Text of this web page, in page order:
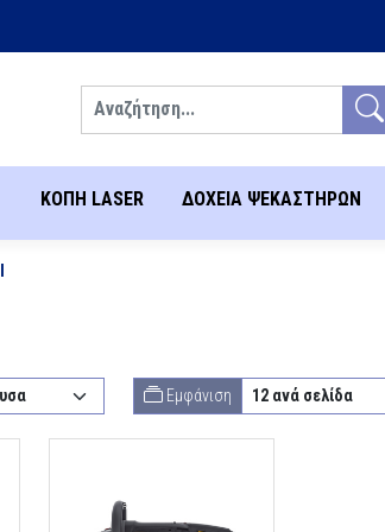
ΚΟΠΗ LASER ΔΟΧΕΙΑ ΨΕΚΑΣΤΗΡΩΝ
Εμφάνιση